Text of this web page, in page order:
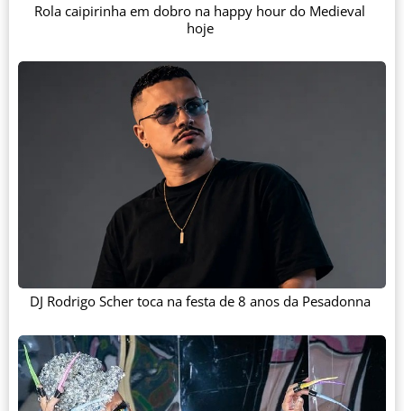
Rola caipirinha em dobro na happy hour do Medieval
hoje
DJ Rodrigo Scher toca na festa de 8 anos da Pesadonna